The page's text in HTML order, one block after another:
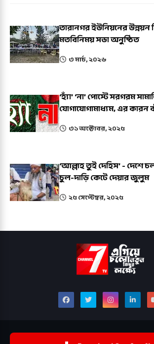
তারানগর ইউনিয়নের উন্নয়ন
মতবিনিময় সভা অনুষ্ঠিত
৩ মার্চ, ২০২৬
‘হ্যাঁ’ ‘না’ পোস্টে সরগরম
যোগাযোগামাধ্যম, এর কারন
৩১ অক্টোবর, ২০২৫
‘আল্লাহ তুই দেহিস’ - দেশে
চুল-দাড়ি কেটে দেয়ার জুলুম
২৫ সেপ্টেম্বর, ২০২৫